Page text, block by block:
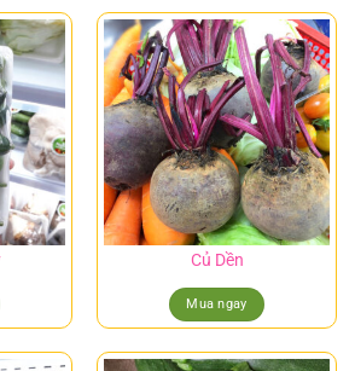
Củ Dền
Mua ngay